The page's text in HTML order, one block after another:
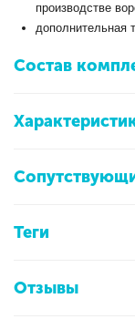
производстве
дополнительная
Состав
Теги
Отзывы